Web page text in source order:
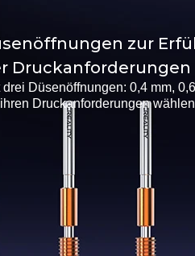
zur
Druckanforderungen
Düsenöffnungen: 0,4 mm,
Druckanforderungen